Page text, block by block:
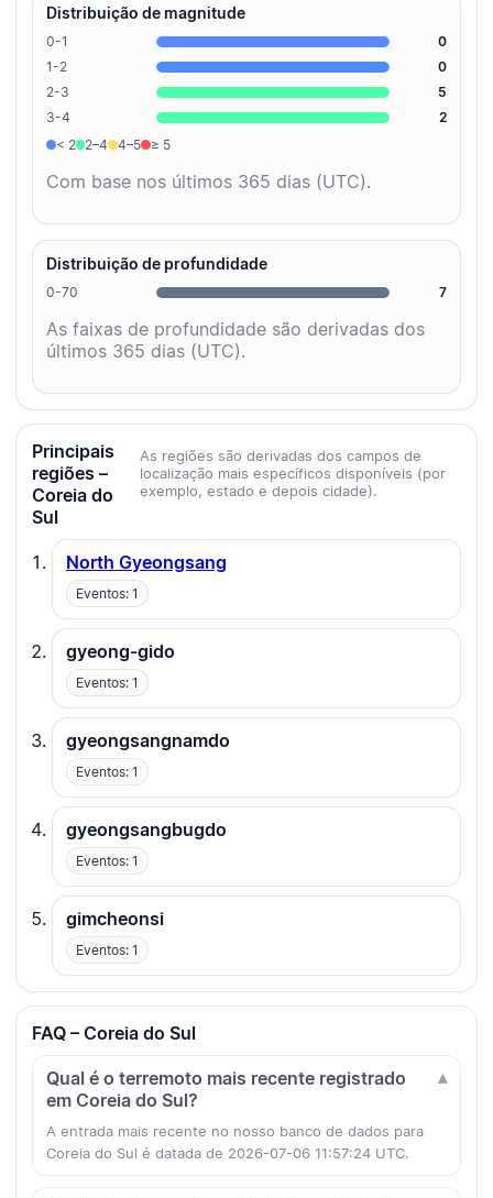
Distribuição de magnitude
0-1
0
1-2
0
2-3
5
3-4
2
< 2
2–4 4–5 ≥ 5
Com base nos últimos 365 dias (UTC).
Distribuição de profundidade
0-70 7
As faixas de profundidade são derivadas dos
últimos 365 dias (UTC).
Principais
regiões –
Coreia do
Sul
As regiões são derivadas dos campos de
localização mais específicos disponíveis (por
exemplo, estado e depois cidade).
North Gyeongsang
Eventos: 1
gyeong-gido
Eventos: 1
gyeongsangnamdo
Eventos: 1
gyeongsangbugdo
Eventos: 1
gimcheonsi
Eventos: 1
FAQ – Coreia do Sul
Qual é o terremoto mais recente registrado
em Coreia do Sul?
A entrada mais recente no nosso banco de dados para
Coreia do Sul é datada de 2026-07-06 11:57:24 UTC.